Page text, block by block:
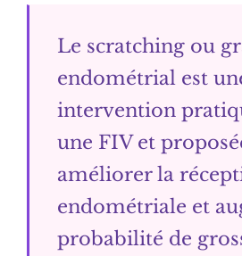
Le scratching ou
endométrial est
intervention
une FIV et
améliorer la
endométriale et
probabilité de